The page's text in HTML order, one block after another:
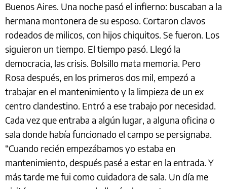
Buenos Aires. Una noche pasó el infierno: buscaban a la
hermana montonera de su esposo. Cortaron clavos
rodeados de milicos, con hijos chiquitos. Se fueron. Los
siguieron un tiempo. El tiempo pasó. Llegó la
democracia, las crisis. Bolsillo mata memoria. Pero
Rosa después, en los primeros dos mil, empezó a
trabajar en el mantenimiento y la limpieza de un ex
centro clandestino. Entró a ese trabajo por necesidad.
Cada vez que entraba a algún lugar, a alguna oficina o
sala donde había funcionado el campo se persignaba.
“Cuando recién empezábamos yo estaba en
mantenimiento, después pasé a estar en la entrada. Y
más tarde me fui como cuidadora de sala. Un día me